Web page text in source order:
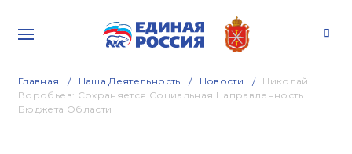
Главная Наша Деятельность Новости
Николай
Воробьев: Сохраняется Социальная Направленность
Бюджета Области